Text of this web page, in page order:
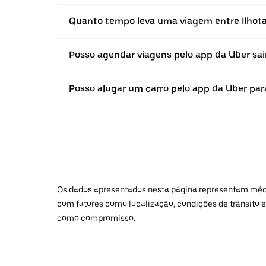
Quanto tempo leva uma viagem entre
Posso agendar viagens pelo app da Uber
Posso alugar um carro pelo app da Uber
Os dados apresentados nesta página representam
com fatores como localização, condições de trânsito
como compromisso.